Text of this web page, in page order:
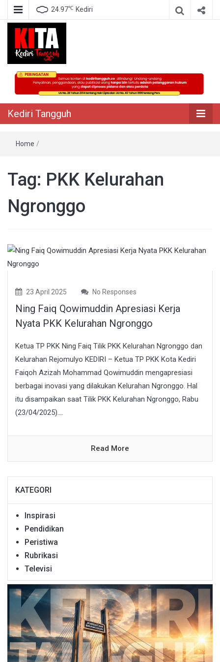
24.97℃ Kediri
Kediri Tangguh
Berita Akurat Terpercaya
Kediri Tangguh
Home /
Tag: PKK Kelurahan
Ngronggo
23 April 2025 No Responses
Ning Faiq Qowimuddin Apresiasi Kerja
Nyata PKK Kelurahan Ngronggo
Ketua TP PKK Ning Faiq Tilik PKK Kelurahan Ngronggo dan
Kelurahan Rejomulyo KEDIRI – Ketua TP PKK Kota Kediri
Faiqoh Azizah Mohammad Qowimuddin mengapresiasi
berbagai inovasi yang dilakukan Kelurahan Ngronggo. Hal
itu disampaikan saat Tilik PKK Kelurahan Ngronggo, Rabu
(23/04/2025)....
Read More
KATEGORI
Inspirasi
Pendidikan
Peristiwa
Rubrikasi
Televisi